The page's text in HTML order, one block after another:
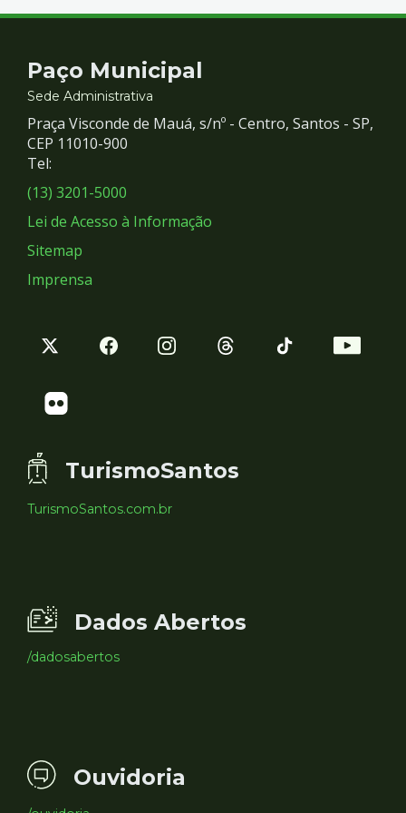
Contato
e
Redes
Sociais
Paço Municipal
Sede Administrativa
Praça Visconde de Mauá, s/nº - Centro, Santos - SP,
CEP 11010-900
Tel:
(13) 3201-5000
Lei de Acesso à Informação
Sitemap
Imprensa
TurismoSantos
TurismoSantos.com.br
Dados Abertos
/dadosabertos
Ouvidoria